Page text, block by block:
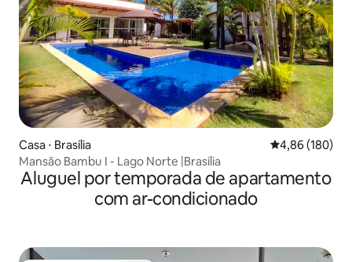
Casa ⋅ Brasília 4,86 de uma
4,86 (180)
Mansão Bambu I - Lago Norte |Brasília
Aluguel por temporada de apartamento
com ar-condicionado